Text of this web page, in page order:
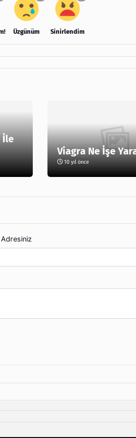
Üzgünüm Sinirlendim
İle
Viagra Ne İşe
10 yıl önce